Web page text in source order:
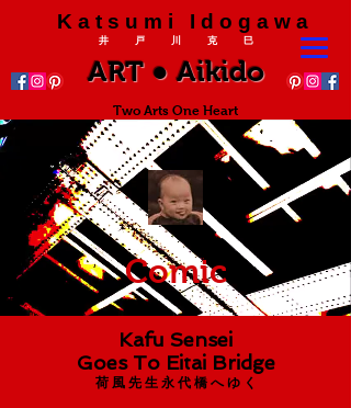
K a t s u m i I d o g a w a
ART ● Aikido
井 戸 川 克 巳
Two Arts One Heart
Comic
Kafu Sensei
Goes To Eitai Bridge
荷 風 先 生 永 代 橋 へ ゆ く